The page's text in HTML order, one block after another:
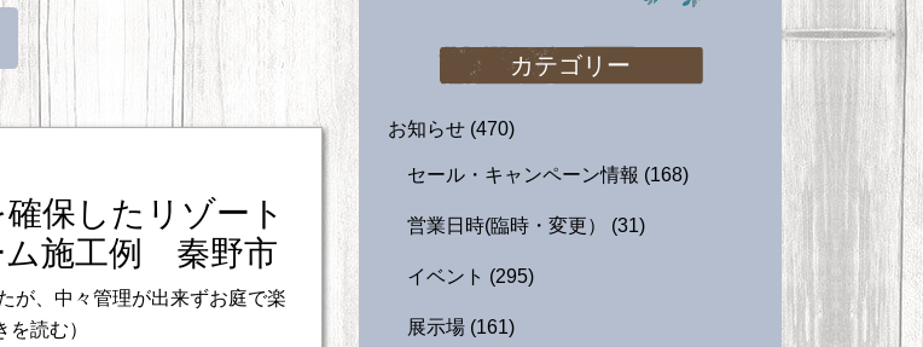
保したリゾート
ム施工例 秦野市
が、中々管理が出来ずお庭で楽
読む）
カテゴリー
お知らせ (470)
セール・キャンペーン情報 (168)
営業日時(臨時・変更） (31)
イベント (295)
展示場 (161)